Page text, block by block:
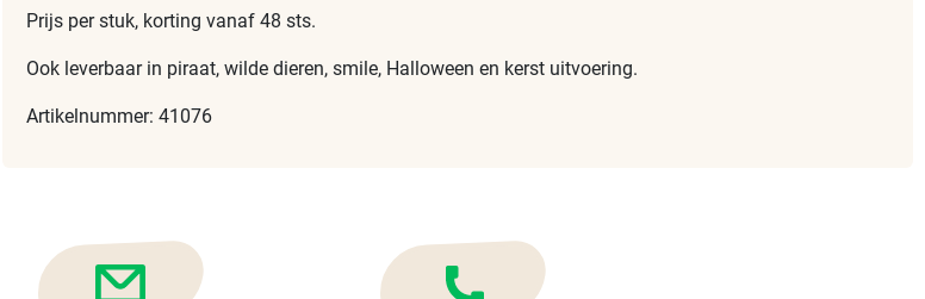
Prijs per stuk, korting vanaf 48 sts.
Ook leverbaar in piraat, wilde dieren, smile, Halloween en kerst uitvoering.
Artikelnummer: 41076